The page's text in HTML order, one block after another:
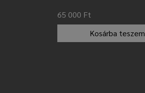
65 000 Ft
Kosárba teszem